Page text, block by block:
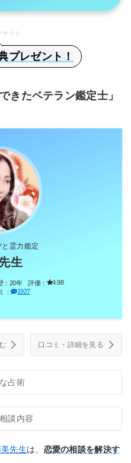
サイト
プレゼント！
きたベテラン鑑定士」
霊力鑑定
生
： 20年 評価：
4.98
： 1927
口コミ・詳細を見る
占術
談内容
先生は、 恋愛の相談を解決す